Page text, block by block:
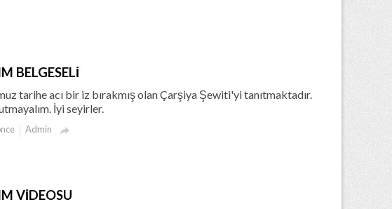
BELGESELİ
tarihe acı bir iz bırakmış olan Çarşiya Şewiti'yi tanıtmaktadır.
İyi seyirler.
Admin 
VİDEOSU